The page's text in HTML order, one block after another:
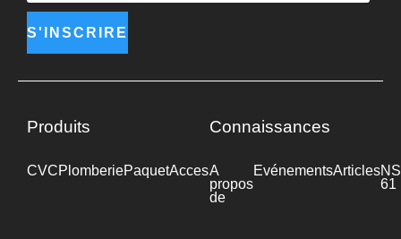
S'INSCRIRE
Produits
CVCPlomberiePaquetAccessoires Industrie
Connaissances
A
propos
de
EvénementsArticles
61